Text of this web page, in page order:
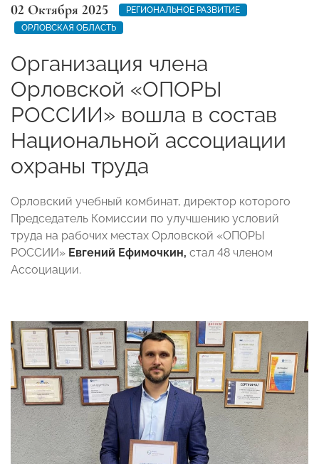
02 Октября 2025
РЕГИОНАЛЬНОЕ РАЗВИТИЕ
ОРЛОВСКАЯ ОБЛАСТЬ
Организация члена
Орловской «ОПОРЫ
РОССИИ» вошла в состав
Национальной ассоциации
охраны труда
Орловский учебный комбинат, директор которого
Председатель Комиссии по улучшению условий
труда на рабочих местах Орловской «ОПОРЫ
РОССИИ» Евгений Ефимочкин, стал 48 членом
Ассоциации.